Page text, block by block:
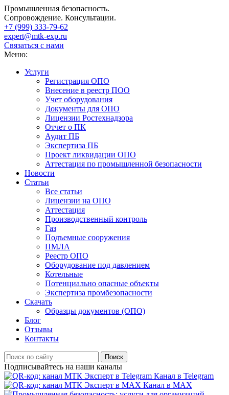
Промышленная безопасность.
Сопровождение. Консультации.
+7 (999) 333-79-62
expert@mtk-exp.ru
Связаться с нами
Меню:
Услуги
Регистрация ОПО
Внесение в реестр ПОО
Учет оборудования
Документы для ОПО
Лицензии Ростехнадзора
Отчет о ПК
Аудит ПБ
Экспертиза ПБ
Проект ликвидации ОПО
Аттестация по промышленной безопасности
Новости
Статьи
Все статьи
Лицензии на ОПО
Аттестация
Производственный контроль
Газ
Подъемные сооружения
ПМЛА
Реестр ОПО
Оборудование под давлением
Котельные
Потенциально опасные объекты
Экспертиза промбезопасности
Скачать
Образцы документов (ОПО)
Блог
Отзывы
Контакты
Поиск
Подписывайтесь на наши каналы
Канал в Telegram
Канал в MAX